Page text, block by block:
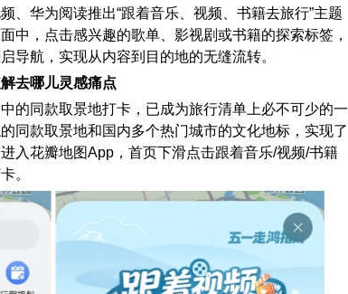
、华为阅读推出“跟着音乐、视频、书籍去旅行”主题
中，点击感兴趣的歌单、影视剧或书籍的探索标签，
导航，实现从内容到目的地的无缝流转。
去哪儿灵感痛点
的同款取景地打卡，已成为旅行清单上必不可少的一
同款取景地和国内多个热门城市的文化地标，实现了
入花瓣地图App，首页下滑点击跟着音乐/视频/书籍
。